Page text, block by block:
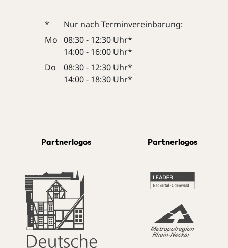
*
Nur nach Terminvereinbarung:
Mo 08:30 - 12:30 Uhr*
14:00 - 16:00 Uhr*
Do
08:30 - 12:30 Uhr*
14:00 - 18:30 Uhr*
Partnerlogos Partnerlogos